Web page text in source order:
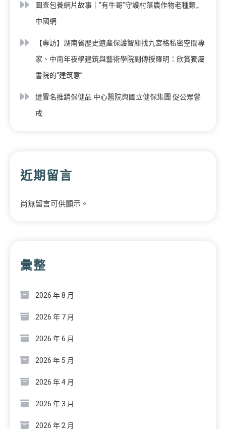
圖查包養網片故事｜“有牛哥”守護村落農作物老種類_
中國網
【專訪】湖南省歷史遺產保護智庫找九宮格私密空間專
家、中南年夜學建筑與藝術學院副傳授羅明：欣賞獨屬
書院的“建筑意”
遭冒名推銷保健品 中心醫院與國立健保集團 促公眾警
戒
近期留言
尚無留言可供顯示。
彙整
2026 年 8 月
2026 年 7 月
2026 年 6 月
2026 年 5 月
2026 年 4 月
2026 年 3 月
2026 年 2 月